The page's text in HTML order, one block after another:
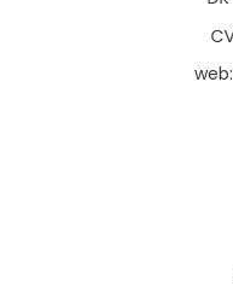
web: